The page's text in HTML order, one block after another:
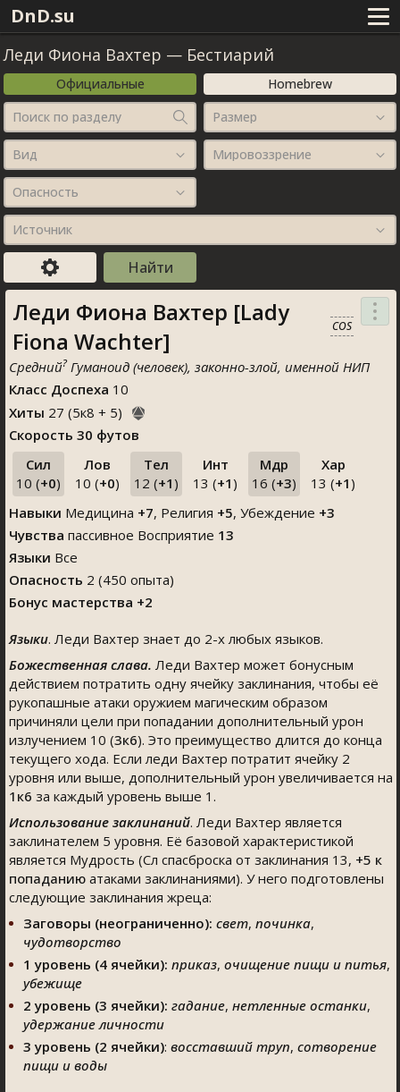
DnD.su
Леди Фиона Вахтер — Бестиарий
Официальные
Homebrew
Поиск по разделу
Размер
Вид Мировоззрение
Опасность
Источник
Леди Фиона Вахтер [Lady
Fiona Wachter]
COS
Средний?Гуманоид (человек), законно-злой, именной НИП
Класс Доспеха 10
Хиты 27 (5к8 + 5)
Скорость 30 футов
Сил
10 (+0)
Лов
10 (+0)
Тел
12 (+1 )
Инт
13 (+1 )
Мдр
16 (+3)
Хар
13 (+1 )
Навыки Медицина +7, Религия +5, Убеждение +3
Чувства пассивное Восприятие 13
Языки Все
Опасность 2 (450 опыта)
Бонус мастерства +2
Языки. Леди Вахтер знает до 2-х любых языков.
Божественная слава. Леди Вахтер может бонусным
действием потратить одну ячейку заклинания, чтобы её
рукопашные атаки оружием магическим образом
причиняли цели при попадании дополнительный урон
излучением 10 (3к6). Это преимущество длится до конца
текущего хода. Если леди Вахтер потратит ячейку 2
уровня или выше, дополнительный урон увеличивается на
1к6 за каждый уровень выше 1.
Использование заклинаний. Леди Вахтер является
заклинателем 5 уровня. Её базовой характеристикой
является Мудрость (Сл спасброска от заклинания 13, +5 к
попаданию атаками заклинаниями). У него подготовлены
следующие заклинания жреца:
Заговоры (неограниченно): свет, починка,
чудотворство
1 уровень (4 ячейки): приказ, очищение пищи и питья,
убежище
2 уровень (3 ячейки): гадание, нетленные останки,
удержание личности
3 уровень (2 ячейки): восставший труп, сотворение
пищи и воды